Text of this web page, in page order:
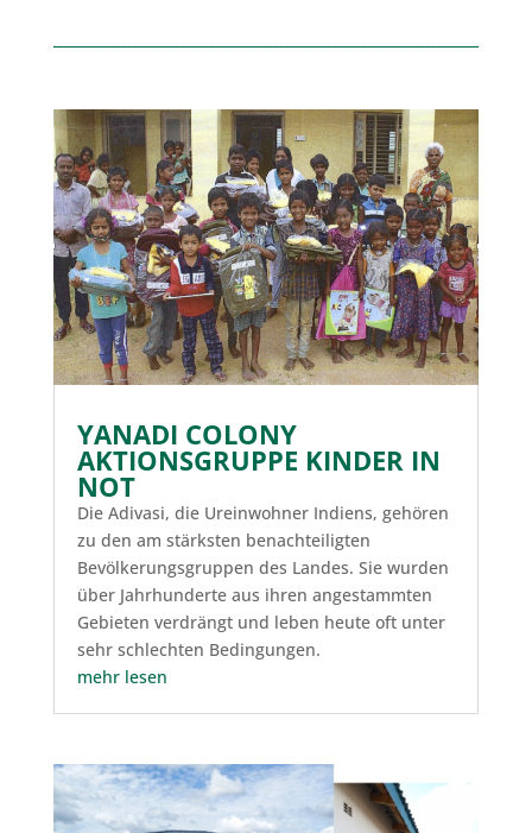
YANADI COLONY
AKTIONSGRUPPE KINDER IN
NOT
Die Adivasi, die Ureinwohner Indiens, gehören
zu den am stärksten benachteiligten
Bevölkerungsgruppen des Landes. Sie wurden
über Jahrhunderte aus ihren angestammten
Gebieten verdrängt und leben heute oft unter
sehr schlechten Bedingungen.
mehr lesen